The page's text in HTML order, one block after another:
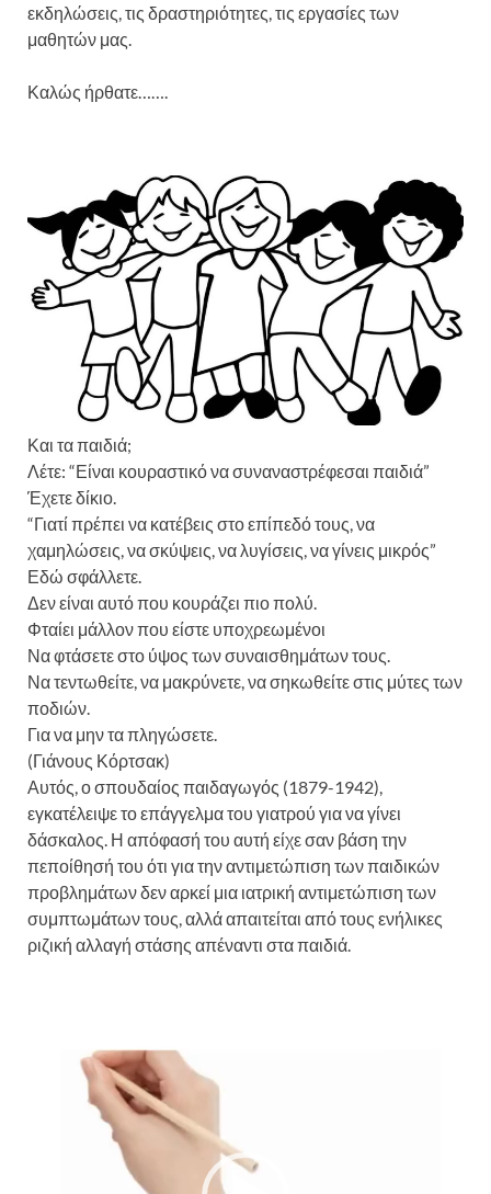
εκδηλώσεις, τις δραστηριότητες, τις εργασίες των
μαθητών μας.
Καλώς ήρθατε…….
Και τα παιδιά;
Λέτε: “Είναι κουραστικό να συναναστρέφεσαι παιδιά”
Έχετε δίκιο.
“Γιατί πρέπει να κατέβεις στο επίπεδό τους, να
χαμηλώσεις, να σκύψεις, να λυγίσεις, να γίνεις μικρός”
Εδώ σφάλλετε.
Δεν είναι αυτό που κουράζει πιο πολύ.
Φταίει μάλλον που είστε υποχρεωμένοι
Να φτάσετε στο ύψος των συναισθημάτων τους.
Να τεντωθείτε, να μακρύνετε, να σηκωθείτε στις μύτες των
ποδιών.
Για να μην τα πληγώσετε.
(Γιάνους Κόρτσακ)
Αυτός, ο σπουδαίος παιδαγωγός (1879-1942),
εγκατέλειψε το επάγγελμα του γιατρού για να γίνει
δάσκαλος. Η απόφασή του αυτή είχε σαν βάση την
πεποίθησή του ότι για την αντιμετώπιση των παιδικών
προβλημάτων δεν αρκεί μια ιατρική αντιμετώπιση των
συμπτωμάτων τους, αλλά απαιτείται από τους ενήλικες
ριζική αλλαγή στάσης απέναντι στα παιδιά.
Αναπαραγωγής